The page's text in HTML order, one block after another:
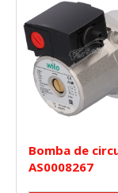
Bomba de
AS0008267